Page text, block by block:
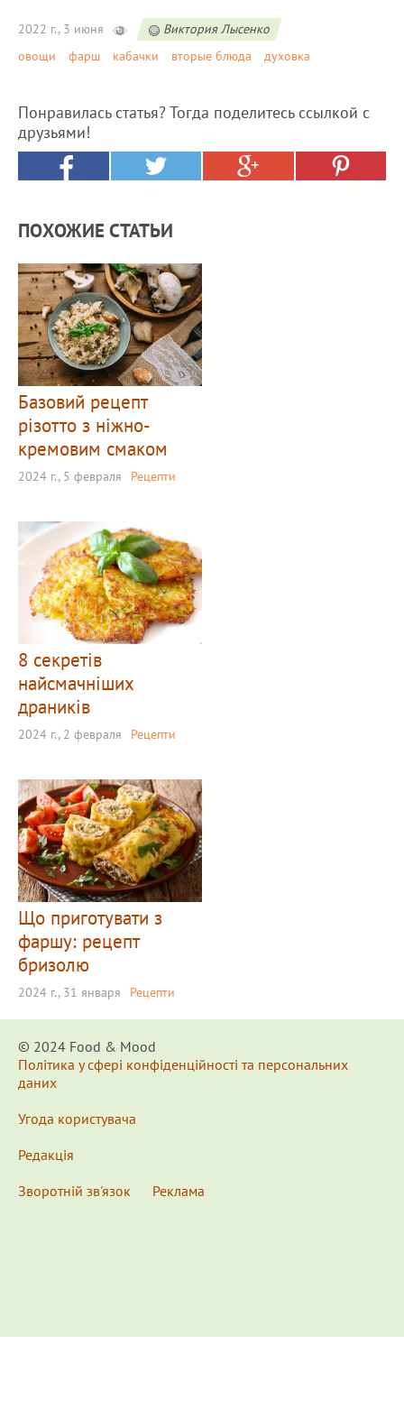
2022 г., 3 июня
Виктория Лысенко
овощи
фарш кабачки вторые блюда духовка
Понравилась статья? Тогда поделитесь ссылкой с
друзьями!
ПОХОЖИЕ СТАТЬИ
Базовий рецепт
різотто з ніжно-
кремовим смаком
2024 г., 5 февраля Рецепти
8 секретів
найсмачніших
драників
2024 г., 2 февраля Рецепти
Що приготувати з
фаршу: рецепт
бризолю
2024 г., 31 января Рецепти
© 2024 Food & Мood
Політика у сфері конфіденційності та персональних
даних
Угода користувача
Редакція
Зворотній зв'язок
Реклама